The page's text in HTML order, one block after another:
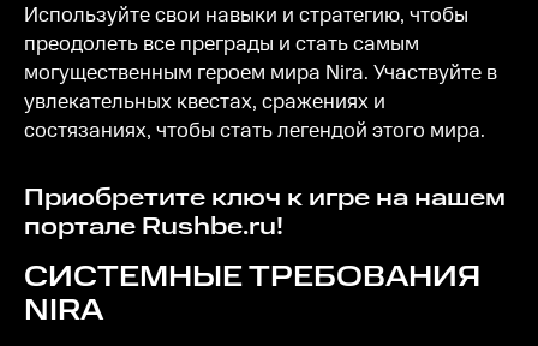
Используйте свои навыки и стратегию, чтобы
преодолеть все преграды и стать самым
могущественным героем мира Nira. Участвуйте в
увлекательных квестах, сражениях и
состязаниях, чтобы стать легендой этого мира.
Приобретите ключ к игре на нашем
портале Rushbe.ru!
СИСТЕМНЫЕ ТРЕБОВАНИЯ
NIRA